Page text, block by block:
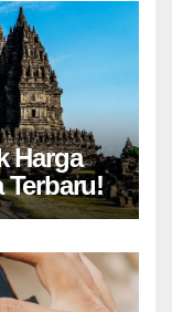
Harga
Terbaru!